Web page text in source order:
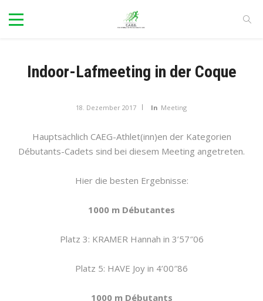
Indoor-Lafmeeting in der Coque
18. Dezember 2017 In Meeting
Hauptsächlich CAEG-Athlet(inn)en der Kategorien
Débutants-Cadets sind bei diesem Meeting angetreten.
Hier die besten Ergebnisse:
1000 m Débutantes
Platz 3: KRAMER Hannah in 3’57″06
Platz 5: HAVE Joy in 4’00″86
1000 m Débutants